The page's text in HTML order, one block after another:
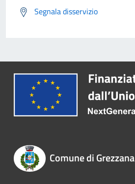
Segnala disservizio
Comune di Grezzana